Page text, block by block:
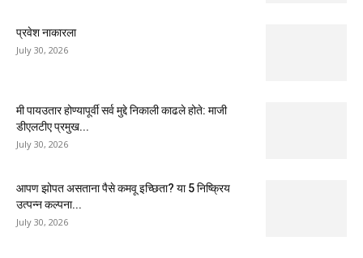
प्रवेश नाकारला
July 30, 2026
मी पायउतार होण्यापूर्वी सर्व मुद्दे निकाली काढले होते: माजी
डीएलटीए प्रमुख...
July 30, 2026
आपण झोपत असताना पैसे कमवू इच्छिता? या 5 निष्क्रिय
उत्पन्न कल्पना...
July 30, 2026